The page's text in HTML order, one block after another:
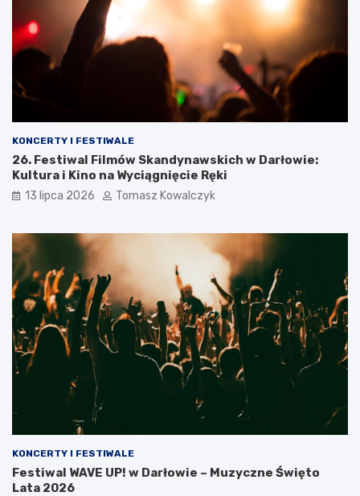
KONCERTY I FESTIWALE
26. Festiwal Filmów Skandynawskich w Darłowie:
Kultura i Kino na Wyciągnięcie Ręki
13 lipca 2026 Tomasz Kowalczyk
KONCERTY I FESTIWALE
Festiwal WAVE UP! w Darłowie – Muzyczne Święto
Lata 2026